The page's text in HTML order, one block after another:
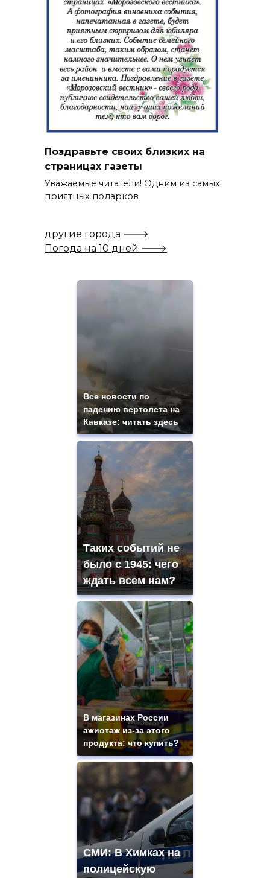
Поздравьте своих близких на
страницах газеты
Уважаемые читатели! Одним из самых
приятных подарков
другие города 🡒
Погода на 10 дней 🡒
Все новости по
падению вертолета на
Кавказе: читать здесь
Таких событий не
было с 1945: чего
ждать всем нам?
В магазинах России
ажиотаж из-за этого
продукта: что купить?
СМИ: В Химках на
полицейскую